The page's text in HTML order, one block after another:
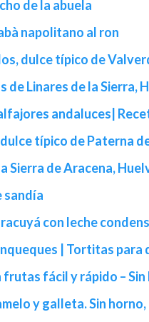
de la abuela
napolitano al ron
dulce típico de
de Linares de la Sierra,
andaluces|
típico de Paterna
Sierra de Aracena,
sandía
con leche
| Tortitas para
frutas fácil y rápido –
y galleta. Sin